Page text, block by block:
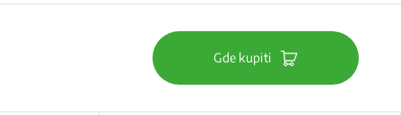
Gde kupiti